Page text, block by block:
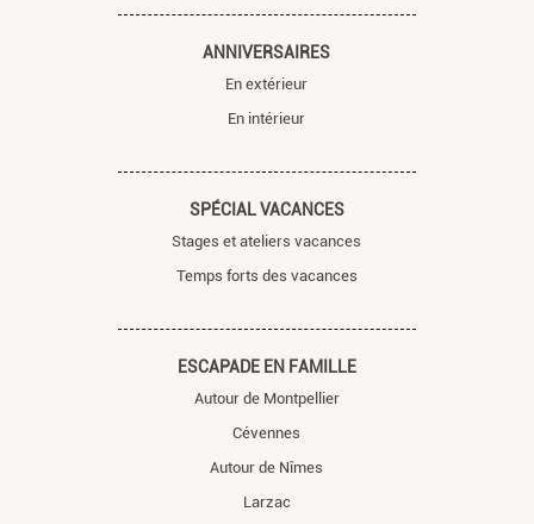
ANNIVERSAIRES
En extérieur
En intérieur
SPÉCIAL VACANCES
Stages et ateliers vacances
Temps forts des vacances
ESCAPADE EN FAMILLE
Autour de Montpellier
Cévennes
Autour de Nîmes
Larzac